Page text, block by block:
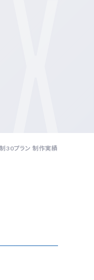
30プラン 制作実績